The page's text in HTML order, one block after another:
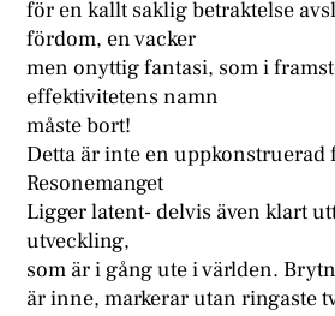
för en kallt saklig betraktelse
fördom, en vacker
men onyttig fantasi, som i
effektivitetens namn
måste bort!
Detta är inte en uppkonstruerad
Resonemanget
Ligger latent- delvis även klart
utveckling,
som är i gång ute i världen.
är inne, markerar utan ringaste